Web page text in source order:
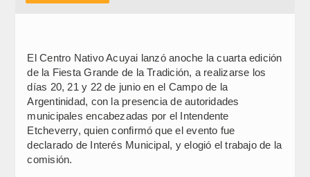
El Centro Nativo Acuyai lanzó anoche la cuarta edición
de la Fiesta Grande de la Tradición, a realizarse los
días 20, 21 y 22 de junio en el Campo de la
Argentinidad, con la presencia de autoridades
municipales encabezadas por el Intendente
Etcheverry, quien confirmó que el evento fue
declarado de Interés Municipal, y elogió el trabajo de la
comisión.